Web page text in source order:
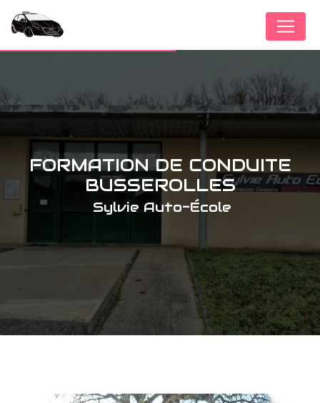
FORMATION DE CONDUITE
BUSSEROLLES
Sylvie Auto-École
Panneau de gestion des cookies